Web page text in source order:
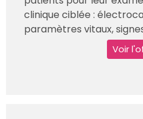
clinique ciblée :
paramètres vitaux,
Voir